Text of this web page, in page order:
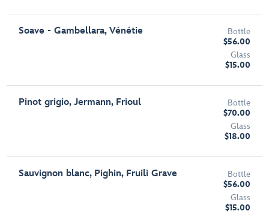
Soave - Gambellara, Vénétie
Bottle
$56.00
Glass
$15.00
Pinot grigio, Jermann, Frioul
Bottle
$70.00
Glass
$18.00
Sauvignon blanc, Pighin, Fruili Grave
Bottle
$56.00
Glass
$15.00